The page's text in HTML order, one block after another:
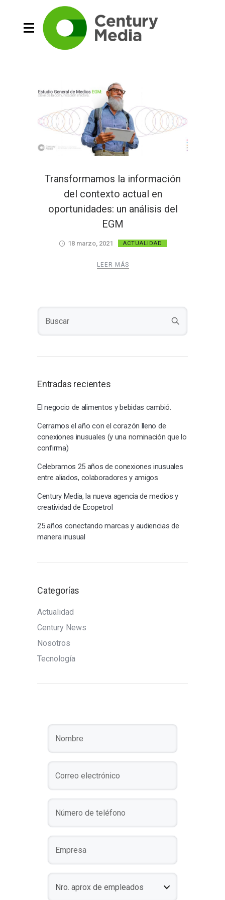
Transformamos la información
del contexto actual en
oportunidades: un análisis del
EGM
18 marzo, 2021 ACTUALIDAD
LEER MÁS
Entradas recientes
El negocio de alimentos y bebidas cambió.
Cerramos el año con el corazón lleno de
conexiones inusuales (y una nominación que lo
confirma)
Celebramos 25 años de conexiones inusuales
entre aliados, colaboradores y amigos
Century Media, la nueva agencia de medios y
creatividad de Ecopetrol
25 años conectando marcas y audiencias de
manera inusual
Categorías
Actualidad
Century News
Nosotros
Tecnología